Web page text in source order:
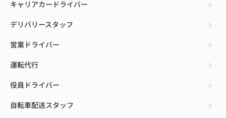
キャリアカードライバー
デリバリースタッフ
営業ドライバー
運転代行
役員ドライバー
自転車配送スタッフ